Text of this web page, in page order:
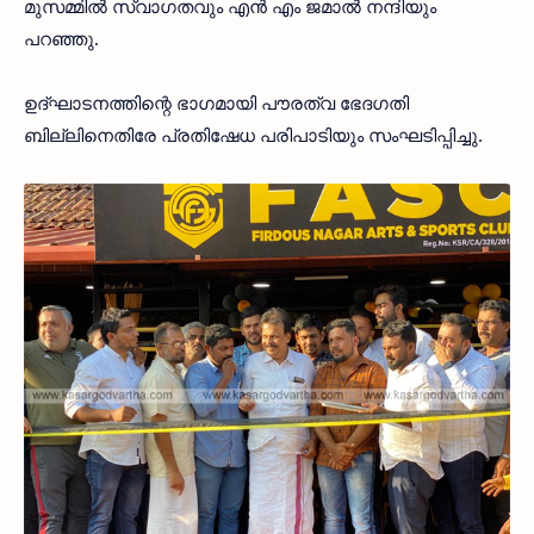
മുസമ്മില്‍ സ്വാഗതവും എന്‍ എം ജമാല്‍ നന്ദിയും
പറഞ്ഞു.
ഉദ്ഘാടനത്തിന്റെ ഭാഗമായി പൗരത്വ ഭേദഗതി
ബില്ലിനെതിരേ പ്രതിഷേധ പരിപാടിയും സംഘടിപ്പിച്ചു.